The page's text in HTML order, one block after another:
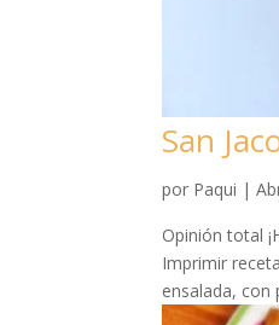
San
por Paqui |
Opinión total
Imprimir
ensalada, con